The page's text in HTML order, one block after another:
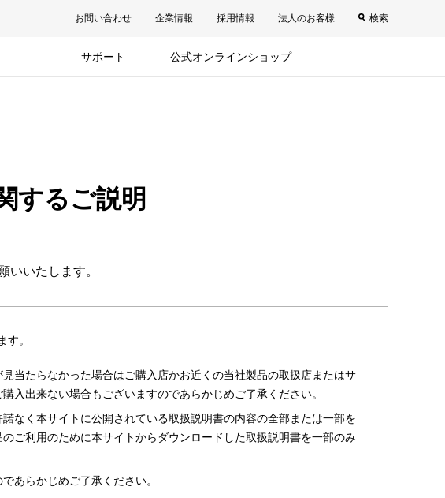
お問い合わせ 企業情報 採用情報 法人のお客様 検索
サポート 公式オンラインショップ
するご説明
いいたします。
。
当たらなかった場合はご購入店かお近くの当社製品の取扱店またはサ
入出来ない場合もございますのであらかじめご了承ください。
なく本サイトに公開されている取扱説明書の内容の全部または一部を
ご利用のために本サイトからダウンロードした取扱説明書を一部のみ
あらかじめご了承ください。